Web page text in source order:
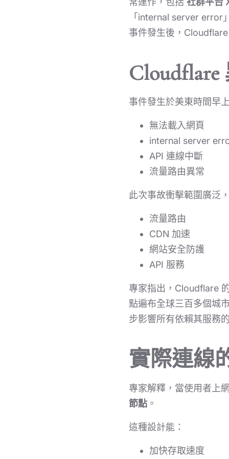
「internal server error
事件發生後，
事件發生於美東時間早
無法載入網頁
internal server
API 連線中斷
流量路由異常
此次事故衝擊範圍廣泛
流量路由
CDN 加速
網站安全防護
API 服務
專家指出，Cloudflare
點遍布全球三百多個城
步影響所有依賴其服務
實際連線
專家解釋，當使用者上
節點 。
這種設計能：
加快存取速度